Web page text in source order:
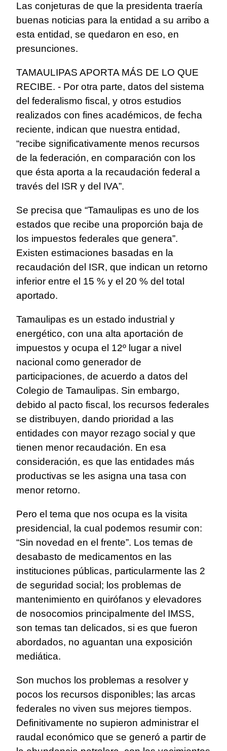
Las conjeturas de que la presidenta traería
buenas noticias para la entidad a su arribo a
esta entidad, se quedaron en eso, en
presunciones.
TAMAULIPAS APORTA MÁS DE LO QUE
RECIBE. - Por otra parte, datos del sistema
del federalismo fiscal, y otros estudios
realizados con fines académicos, de fecha
reciente, indican que nuestra entidad,
“recibe significativamente menos recursos
de la federación, en comparación con los
que ésta aporta a la recaudación federal a
través del ISR y del IVA”.
Se precisa que “Tamaulipas es uno de los
estados que recibe una proporción baja de
los impuestos federales que genera”.
Existen estimaciones basadas en la
recaudación del ISR, que indican un retorno
inferior entre el 15 % y el 20 % del total
aportado.
Tamaulipas es un estado industrial y
energético, con una alta aportación de
impuestos y ocupa el 12º lugar a nivel
nacional como generador de
participaciones, de acuerdo a datos del
Colegio de Tamaulipas. Sin embargo,
debido al pacto fiscal, los recursos federales
se distribuyen, dando prioridad a las
entidades con mayor rezago social y que
tienen menor recaudación. En esa
consideración, es que las entidades más
productivas se les asigna una tasa con
menor retorno.
Pero el tema que nos ocupa es la visita
presidencial, la cual podemos resumir con:
“Sin novedad en el frente”. Los temas de
desabasto de medicamentos en las
instituciones públicas, particularmente las 2
de seguridad social; los problemas de
mantenimiento en quirófanos y elevadores
de nosocomios principalmente del IMSS,
son temas tan delicados, si es que fueron
abordados, no aguantan una exposición
mediática.
Son muchos los problemas a resolver y
pocos los recursos disponibles; las arcas
federales no viven sus mejores tiempos.
Definitivamente no supieron administrar el
raudal económico que se generó a partir de